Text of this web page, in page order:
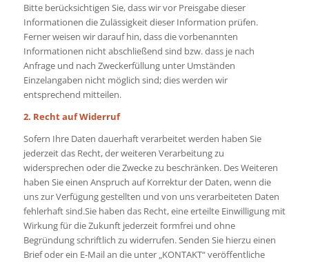
Bitte berücksichtigen Sie, dass wir vor Preisgabe dieser
Informationen die Zulässigkeit dieser Information prüfen.
Ferner weisen wir darauf hin, dass die vorbenannten
Informationen nicht abschließend sind bzw. dass je nach
Anfrage und nach Zweckerfüllung unter Umständen
Einzelangaben nicht möglich sind; dies werden wir
entsprechend mitteilen.
2. Recht auf Widerruf
Sofern Ihre Daten dauerhaft verarbeitet werden haben Sie
jederzeit das Recht, der weiteren Verarbeitung zu
widersprechen oder die Zwecke zu beschränken. Des Weiteren
haben Sie einen Anspruch auf Korrektur der Daten, wenn die
uns zur Verfügung gestellten und von uns verarbeiteten Daten
fehlerhaft sind.Sie haben das Recht, eine erteilte Einwilligung mit
Wirkung für die Zukunft jederzeit formfrei und ohne
Begründung schriftlich zu widerrufen. Senden Sie hierzu einen
Brief oder ein E-Mail an die unter „KONTAKT“ veröffentliche